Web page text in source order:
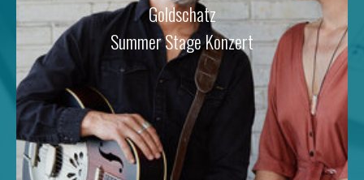
Goldschatz
Summer Stage Konzert